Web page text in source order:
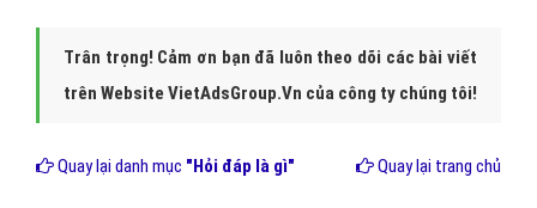
Trân trọng! Cảm ơn bạn đã luôn theo dõi các bài viết
trên Website VietAdsGroup.Vn của công ty chúng tôi!
Quay lại danh mục "Hỏi đáp là gì" Quay lại trang chủ